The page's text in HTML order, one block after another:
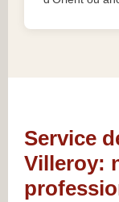
Service
Villeroy: